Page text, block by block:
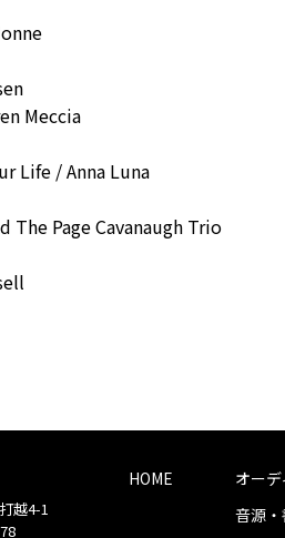
Meccia
Life / Anna Luna
The Page Cavanaugh Trio
越4-1
HOME
オー
音源